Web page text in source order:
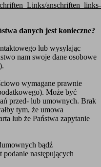
anschriften_links-
danych jest konieczne?
lub wysyłając
nam swoje dane osobowe
wymagane prawnie
Może być
przed- lub umownych. Brak
tym, że umowa
lub że Państwa zapytanie
bądź
następujących